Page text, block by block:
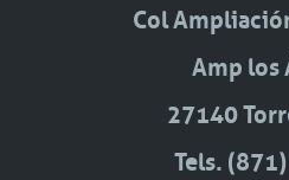
Col
Amp los
27140
Tels.